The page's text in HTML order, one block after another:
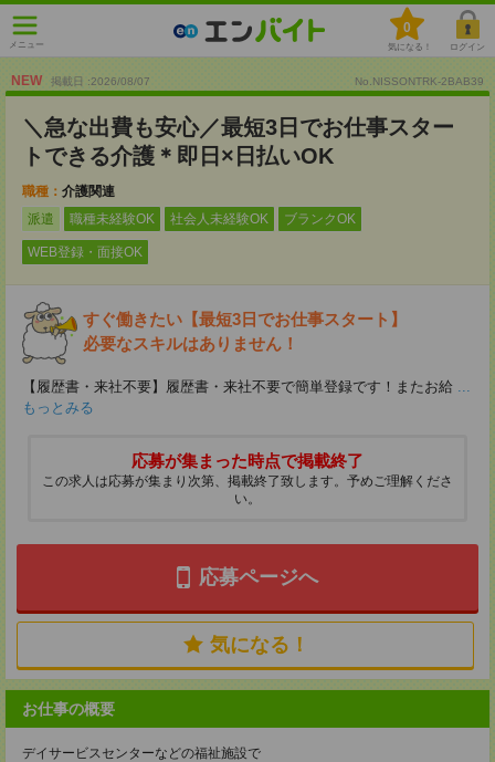
メニュー
0
気になる！ ログイン
NEW 掲載日 :2026/08/07 No.NISSONTRK-2BAB39
＼急な出費も安心／最短3日でお仕事スター
トできる介護＊即日×日払いOK
職種： 介護関連
派遣
職種未経験OK 社会人未経験OK ブランクOK
WEB登録・面接OK
すぐ働きたい【最短3日でお仕事スタート】
必要なスキルはありません！
【履歴書・来社不要】履歴書・来社不要で簡単登録です！またお給 ...
もっとみる
応募が集まった時点で掲載終了
この求人は応募が集まり次第、掲載終了致します。予めご理解くださ
い。
応募ページへ
気になる！
お仕事の概要
デイサービスセンターなどの福祉施設で